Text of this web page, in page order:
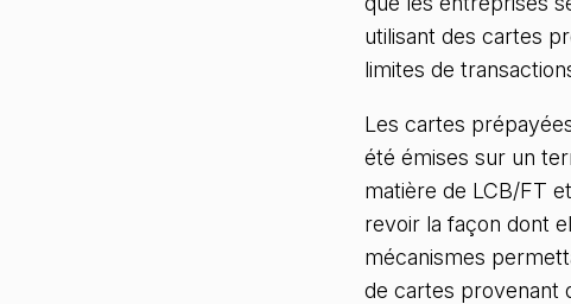
utilisant des cartes
limites de
Les cartes
été émises sur un
matière de LCB/FT
revoir la façon dont
mécanismes
de cartes provenant